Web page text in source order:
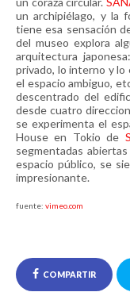
un archipiélago, y la
tiene esa sensación
del museo explora
arquitectura
privado, lo interno y lo
el espacio ambiguo,
descentrado del
desde cuatro
se experimenta el
House en Tokio de
segmentadas
espacio público, se
impresionante.
fuente: vimeo.com
COMPARTIR